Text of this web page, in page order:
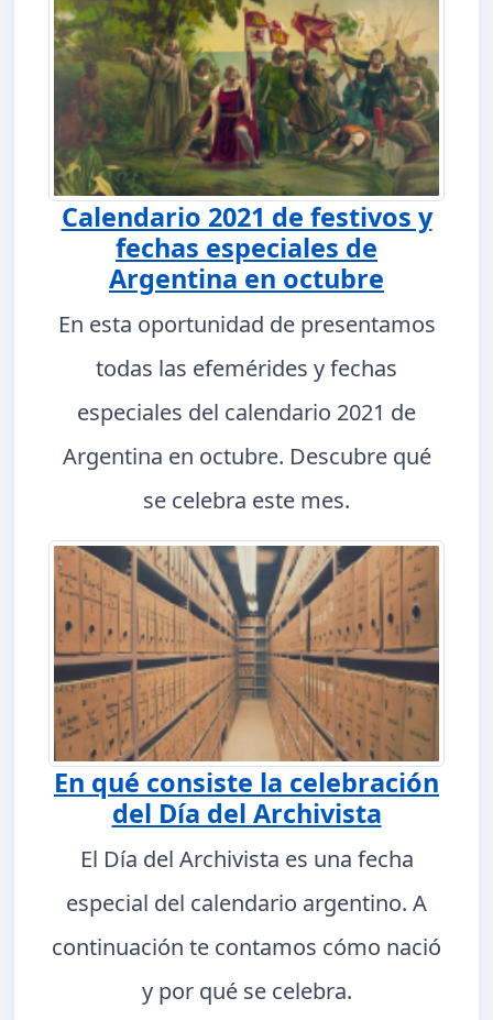
Calendario 2021 de festivos y
fechas especiales de
Argentina en octubre
En esta oportunidad de presentamos
todas las efemérides y fechas
especiales del calendario 2021 de
Argentina en octubre. Descubre qué
se celebra este mes.
En qué consiste la celebración
del Día del Archivista
El Día del Archivista es una fecha
especial del calendario argentino. A
continuación te contamos cómo nació
y por qué se celebra.